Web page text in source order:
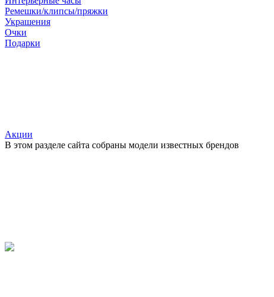
Ремешки/клипсы/пряжки
Украшения
Очки
Подарки
Акции
В этом разделе сайта собраны модели известных брендов